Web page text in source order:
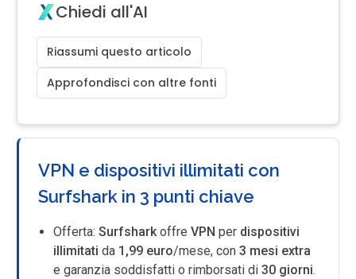
Chiedi all'AI
Riassumi questo articolo
Approfondisci con altre fonti
VPN e dispositivi illimitati con
Surfshark in 3 punti chiave
Offerta:SurfsharkoffreVPN per dispositivi
illimitati da 1,99 euro/mese, con3 mesi extra
e garanzia soddisfatti o rimborsati di30 giorni.